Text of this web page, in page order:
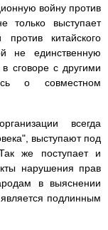
войну против
только выступает
китайского
не единственную
сговоре с другими
о совместном
всегда
выступают под
же поступает и
нарушения прав
в выяснении
подлинным